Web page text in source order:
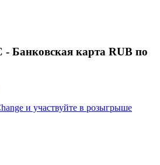
Банковская карта RUB по
и участвуйте в розыгрыше